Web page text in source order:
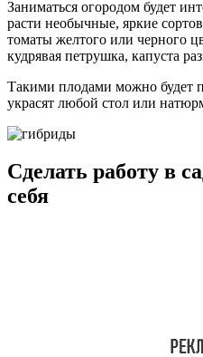
Заниматься огородом будет
расти необычные, яркие
томаты желтого или черного
кудрявая петрушка, капуста
Такими плодами можно будет
украсят любой стол или
Сделать работу в
себя